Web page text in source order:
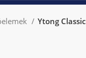
Ytong